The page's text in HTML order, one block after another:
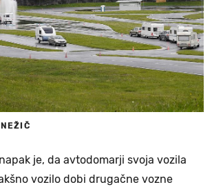
je, da avtodomarji svoja vozila
vozilo dobi drugačne vozne